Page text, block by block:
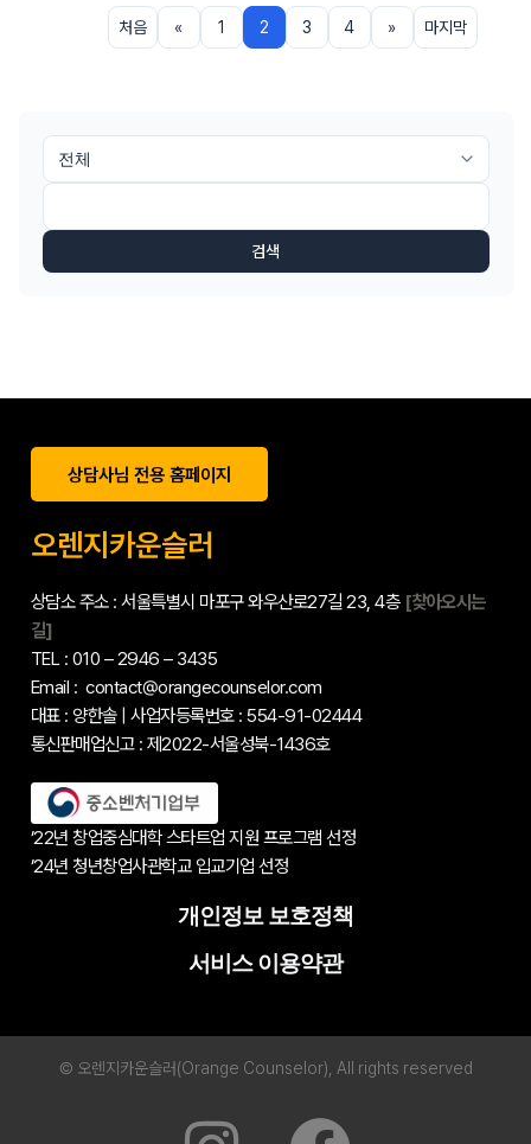
처음 « 1 2 3 4 » 마지막
검색
상담사님 전용 홈페이지
오렌지카운슬러
상담소 주소 : 서울특별시 마포구 와우산로27길 23, 4층 [찾아오시는
길]
TEL : 010 – 2946 – 3435
Email : contact@orangecounselor.com
대표 : 양한솔 | 사업자등록번호 : 554-91-02444
통신판매업신고 : 제2022-서울성북-1436호
’22년 창업중심대학 스타트업 지원 프로그램 선정
’24년 청년창업사관학교 입교기업 선정
개인정보 보호정책
서비스 이용약관
© 오렌지카운슬러(Orange Counselor), All rights reserved